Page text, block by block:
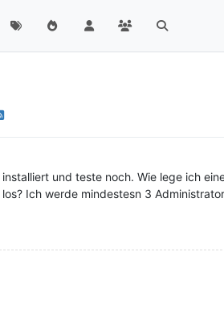
und teste noch. Wie lege ich
Ich werde mindestesn 3